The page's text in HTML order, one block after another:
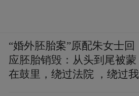
“婚外胚胎案”原配朱女士回
应胚胎销毁：从头到尾被蒙
在鼓里，绕过法院 ，绕过我